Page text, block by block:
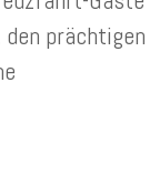
prächtigen